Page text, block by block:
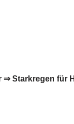
⇒ Starkregen für